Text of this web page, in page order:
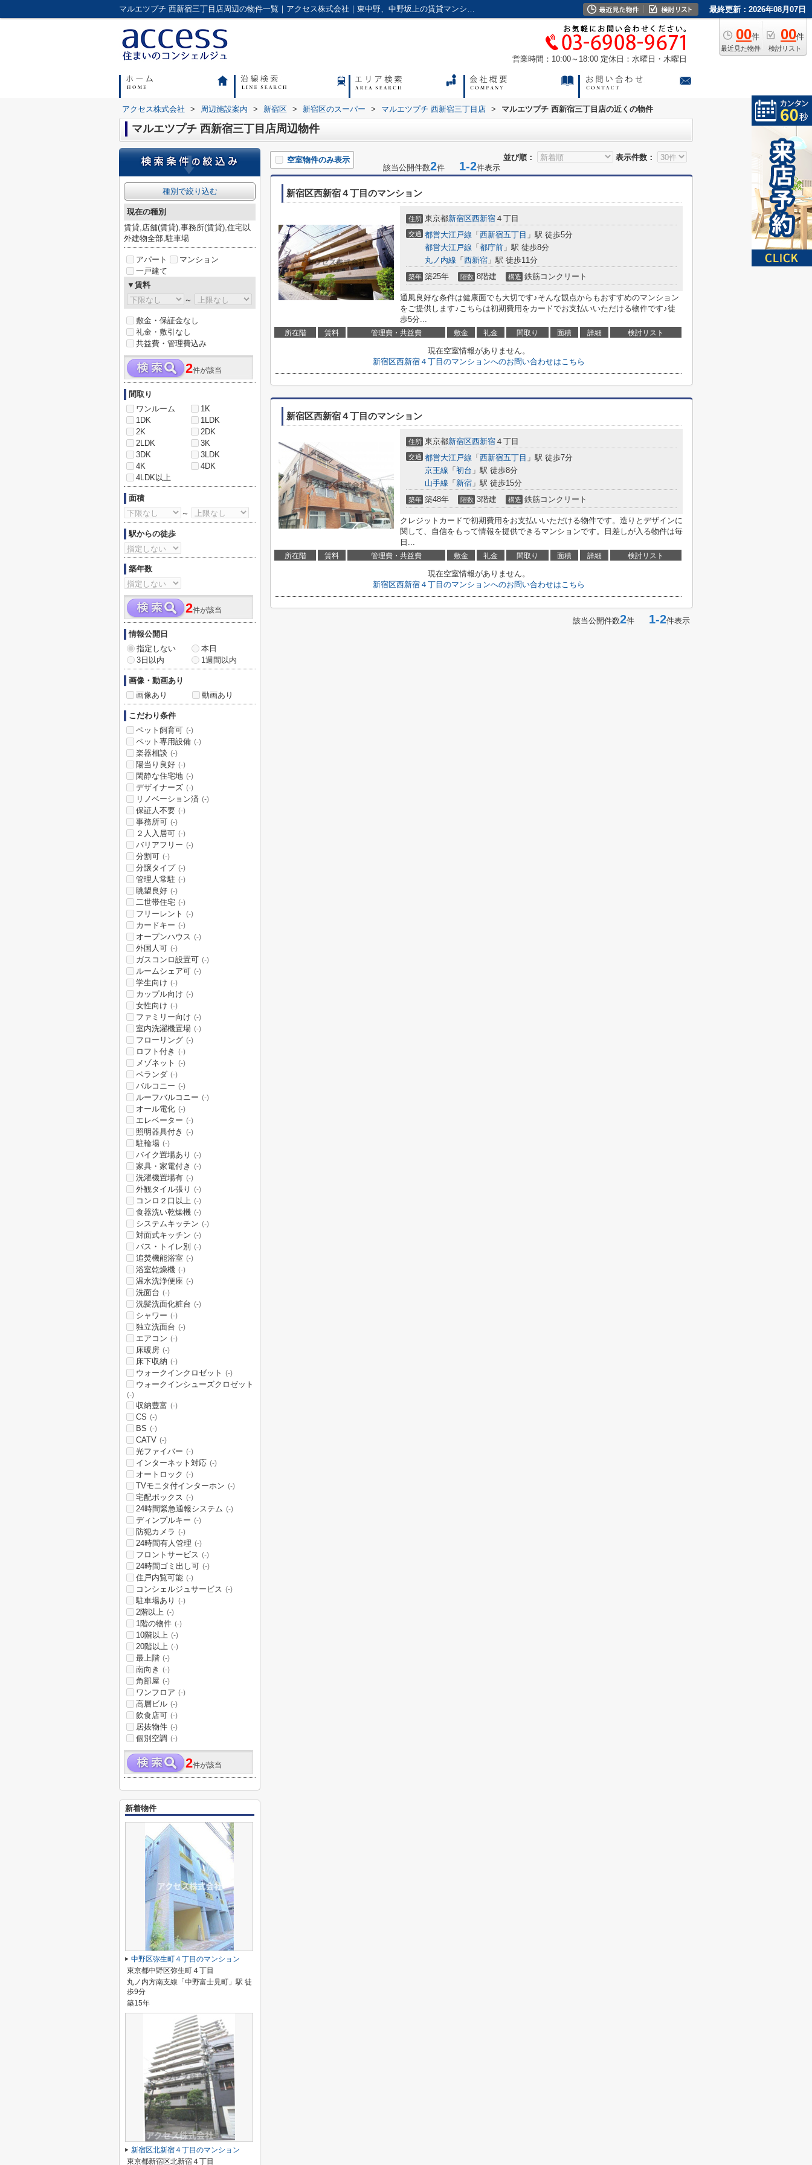
マルエツプチ 西新宿三丁目店周辺の物件一覧｜アクセス株式会社｜東中野、中野坂上の賃貸マンションやアパートに強い不動産会社 最終更新：2026年08月07日
00件
最近見た物件
00件
検討リスト
営業時間：10:00～18:00 定休日：水曜日・木曜日
アクセス株式会社 > 周辺施設案内 > 新宿区 > 新宿区のスーパー > マルエツプチ 西新宿三丁目店 > マルエツプチ 西新宿三丁目店の近くの物件
マルエツプチ 西新宿三丁目店周辺物件
並び順： 表示件数：
空室物件のみ表示
該当公開件数2件 1-2件表示
新宿区西新宿４丁目のマンション
住所 東京都新宿区西新宿 ４丁目
交通 都営大江戸線 「 西新宿五丁目 」駅 徒歩5分
都営大江戸線 「 都庁前 」駅 徒歩8分
丸ノ内線 「 西新宿 」駅 徒歩11分
築年 築25年 階数 8階建 構造 鉄筋コンクリート
通風良好な条件は健康面でも大切です♪そんな観点からもおすすめのマンション
をご提供します♪こちらは初期費用をカードでお支払いいただける物件です♪徒
歩5分...
所在階 賃料 管理費・共益費 敷金 礼金 間取り 面積 詳細 検討リスト
現在空室情報がありません。
新宿区西新宿４丁目のマンションへのお問い合わせはこちら
新宿区西新宿４丁目のマンション
住所 東京都新宿区西新宿 ４丁目
交通 都営大江戸線 「 西新宿五丁目 」駅 徒歩7分
京王線 「 初台 」駅 徒歩8分
山手線 「 新宿 」駅 徒歩15分
築年 築48年 階数 3階建 構造 鉄筋コンクリート
クレジットカードで初期費用をお支払いいただける物件です。造りとデザインに
関して、自信をもって情報を提供できるマンションです。日差しが入る物件は毎
日...
所在階 賃料 管理費・共益費 敷金 礼金 間取り 面積 詳細 検討リスト
現在空室情報がありません。
新宿区西新宿４丁目のマンションへのお問い合わせはこちら
該当公開件数2件 1-2件表示
種別で絞り込む
現在の種別
賃貸,店舗(賃貸),事務所(賃貸),住宅以
外建物全部,駐車場
アパート
マンション
一戸建て
▼賃料
～
敷金・保証金なし
礼金・敷引なし
共益費・管理費込み
2件が該当
間取り
ワンルーム
1K
1DK
1LDK
2K
2DK
2LDK
3K
3DK
3LDK
4K
4DK
4LDK以上
面積
～
駅からの徒歩
築年数
2件が該当
情報公開日
指定しない
本日
3日以内
1週間以内
画像・動画あり
画像あり
動画あり
こだわり条件
ペット飼育可 (-)
ペット専用設備 (-)
楽器相談 (-)
陽当り良好 (-)
閑静な住宅地 (-)
デザイナーズ (-)
リノベーション済 (-)
保証人不要 (-)
事務所可 (-)
２人入居可 (-)
バリアフリー (-)
分割可 (-)
分譲タイプ (-)
管理人常駐 (-)
眺望良好 (-)
二世帯住宅 (-)
フリーレント (-)
カードキー (-)
オープンハウス (-)
外国人可 (-)
ガスコンロ設置可 (-)
ルームシェア可 (-)
学生向け (-)
カップル向け (-)
女性向け (-)
ファミリー向け (-)
室内洗濯機置場 (-)
フローリング (-)
ロフト付き (-)
メゾネット (-)
ベランダ (-)
バルコニー (-)
ルーフバルコニー (-)
オール電化 (-)
エレベーター (-)
照明器具付き (-)
駐輪場 (-)
バイク置場あり (-)
家具・家電付き (-)
洗濯機置場有 (-)
外観タイル張り (-)
コンロ２口以上 (-)
食器洗い乾燥機 (-)
システムキッチン (-)
対面式キッチン (-)
バス・トイレ別 (-)
追焚機能浴室 (-)
浴室乾燥機 (-)
温水洗浄便座 (-)
洗面台 (-)
洗髪洗面化粧台 (-)
シャワー (-)
独立洗面台 (-)
エアコン (-)
床暖房 (-)
床下収納 (-)
ウォークインクロゼット (-)
ウォークインシューズクロゼット
(-)
収納豊富 (-)
CS (-)
BS (-)
CATV (-)
光ファイバー (-)
インターネット対応 (-)
オートロック (-)
TVモニタ付インターホン (-)
宅配ボックス (-)
24時間緊急通報システム (-)
ディンプルキー (-)
防犯カメラ (-)
24時間有人管理 (-)
フロントサービス (-)
24時間ゴミ出し可 (-)
住戸内覧可能 (-)
コンシェルジュサービス (-)
駐車場あり (-)
2階以上 (-)
1階の物件 (-)
10階以上 (-)
20階以上 (-)
最上階 (-)
南向き (-)
角部屋 (-)
ワンフロア (-)
高層ビル (-)
飲食店可 (-)
居抜物件 (-)
個別空調 (-)
2件が該当
新着物件
中野区弥生町４丁目のマンション
東京都中野区弥生町４丁目
丸ノ内方南支線「中野富士見町」駅 徒
歩9分
築15年
新宿区北新宿４丁目のマンション
東京都新宿区北新宿４丁目